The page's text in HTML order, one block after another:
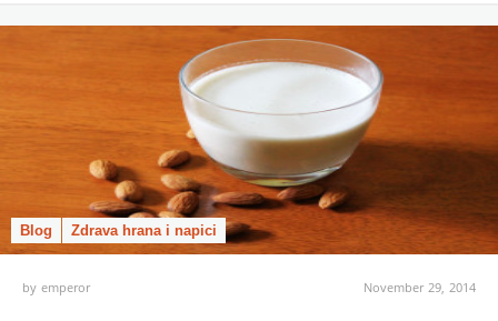
Blog Zdrava hrana i napici
byemperor November 29, 2014